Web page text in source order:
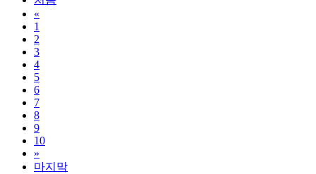
«
1
2
3
4
5
6
7
8
9
10
»
마지막